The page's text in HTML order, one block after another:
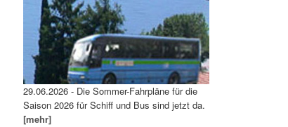
29.06.2026 - Die Sommer-Fahrpläne für die
Saison 2026 für Schiff und Bus sind jetzt da.
[mehr]